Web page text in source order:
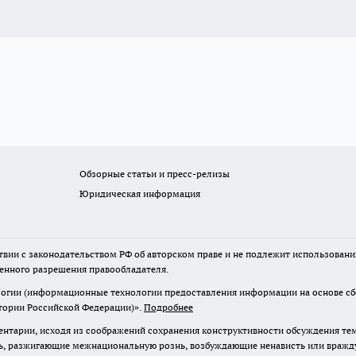
Обзорные статьи и пресс-релизы
Юридическая информация
с законодательством РФ об авторском праве и не подлежит
разрешения правообладателя.
(информационные технологии предоставления информации на основе
Российской Федерации)». Подробнее
исходя из соображений сохранения конструктивности обсуждения
межнациональную рознь, возбуждающие ненависть или